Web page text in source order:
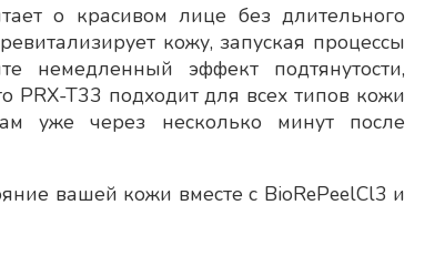
о красивом лице без длительного
кожу, запуская процессы
немедленный эффект подтянутости,
PRX-T33 подходит для всех типов кожи
уже через несколько минут после
вашей кожи вместе с BioRePeelCl3 и
Отзыв о враче Наумова О.С.
Хочется посещать постоянно! Спасибо за